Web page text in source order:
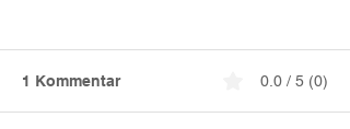
1 Kommentar 0.0 / 5 (0)